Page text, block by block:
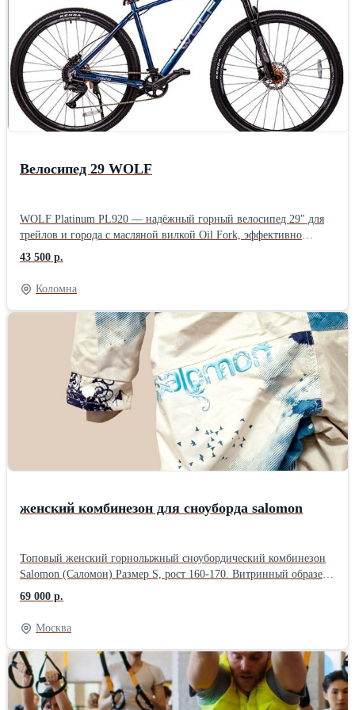
Велосипед 29 WOLF
WOLF Platinum PL920 — надёжный горный велосипед 29" для
трейлов и города с масляной вилкой Oil Fork, эффективно
гасящей вибрации на неровностях. Оснащён современным
группсетом Shimano CUES для чёткого переключения передач в
любых условиях и колёсами 29" для высокой проходимости и
стабильности. Прочная рама с эргономичной геометрией
обеспечивает комфорт и контроль для тренировок или отдыха.
Стильный дизайн и качественная сборка делают его идеальным
выбором для активных райдеров.
43 500 р.
Коломна
женский комбинезон для сноуборда salomon
Топовый женский горнолыжный сноубордический комбинезон
Salomon (Саломон) Размер S, рост 160-170. Витринный образец
❤️[Нажмите] на сердечко, чтобы добавить это объявление в
избранное и быть всегда в курсе о появлении других размеров, о
новинках или об изменении цен Комбинезон Новый , доставка
4-5 недель ,нет, не быстрее. Это ОЧЕНЬ редкий комбинезон, не
очередной товар для нубов и покупателей эконом сегмента,
категории "выбрать между тем и вот этим", у него до сих пор
нет аналогов вообще. Таких классных вещей в среднем бюджете
современный маркет просто больше не производит, и уже
69 000 р.
Москва